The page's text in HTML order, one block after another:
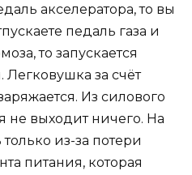
акселератора, то вы
педаль газа и
то запускается
за счёт
Из силового
не выходит ничего. На
из-за потери
питания, которая